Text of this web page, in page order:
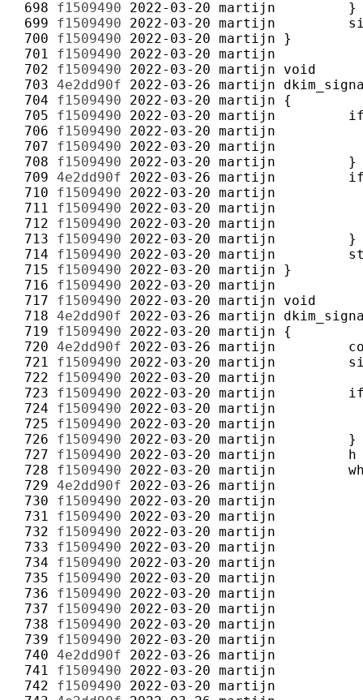
698 f1509490 2022-03-20 martijn
699 f1509490 2022-03-20 martijn
700 f1509490 2022-03-20 martijn
701 f1509490 2022-03-20 martijn
702 f1509490 2022-03-20 martijn
703 4e2dd90f 2022-03-26 martijn
704 f1509490 2022-03-20 martijn
705 f1509490 2022-03-20 martijn
706 f1509490 2022-03-20 martijn
707 f1509490 2022-03-20 martijn
708 f1509490 2022-03-20 martijn
709 4e2dd90f 2022-03-26 martijn
710 f1509490 2022-03-20 martijn
711 f1509490 2022-03-20 martijn
712 f1509490 2022-03-20 martijn
713 f1509490 2022-03-20 martijn
714 f1509490 2022-03-20 martijn
715 f1509490 2022-03-20 martijn
716 f1509490 2022-03-20 martijn
717 f1509490 2022-03-20 martijn
718 4e2dd90f 2022-03-26 martijn
719 f1509490 2022-03-20 martijn
720 4e2dd90f 2022-03-26 martijn
721 f1509490 2022-03-20 martijn
722 f1509490 2022-03-20 martijn
723 f1509490 2022-03-20 martijn
724 f1509490 2022-03-20 martijn
725 f1509490 2022-03-20 martijn
726 f1509490 2022-03-20 martijn
727 f1509490 2022-03-20 martijn
728 f1509490 2022-03-20 martijn
729 4e2dd90f 2022-03-26 martijn
730 f1509490 2022-03-20 martijn
731 f1509490 2022-03-20 martijn
732 f1509490 2022-03-20 martijn
733 f1509490 2022-03-20 martijn
734 f1509490 2022-03-20 martijn
735 f1509490 2022-03-20 martijn
736 f1509490 2022-03-20 martijn
737 f1509490 2022-03-20 martijn
738 f1509490 2022-03-20 martijn
739 f1509490 2022-03-20 martijn
740 4e2dd90f 2022-03-26 martijn
741 f1509490 2022-03-20 martijn
742 f1509490 2022-03-20 martijn